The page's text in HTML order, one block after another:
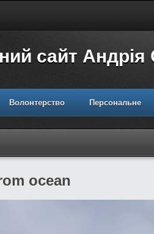
сайт Андрія
Волонтерство Персональне
ocean